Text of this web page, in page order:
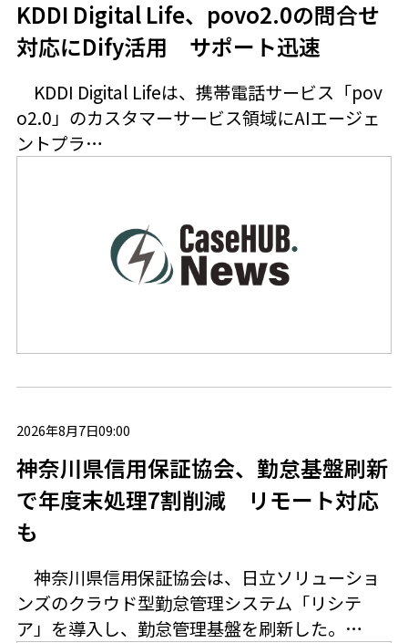
KDDI Digital Life、povo2.0の問合せ
対応にDify活用 サポート迅速
KDDI Digital Lifeは、携帯電話サービス「pov
o2.0」のカスタマーサービス領域にAIエージェ
ントプラ…
2026年8月7日09:00
神奈川県信用保証協会、勤怠基盤刷新
で年度末処理7割削減 リモート対応
も
神奈川県信用保証協会は、日立ソリューショ
ンズのクラウド型勤怠管理システム「リシテ
ア」を導入し、勤怠管理基盤を刷新した。…